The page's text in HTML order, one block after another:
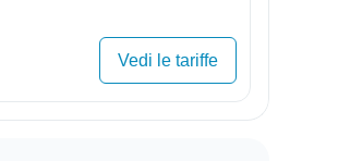
Vedi le tariffe